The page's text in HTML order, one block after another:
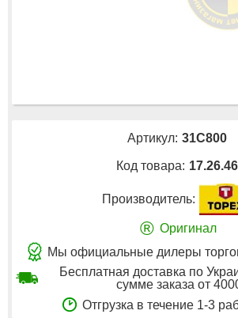
Артикул: 31C800
Код товара: 17.26.46
Производитель:
® Оригинал
Мы официальные дилеры
Бесплатная доставка по
сумме заказа от
Отгрузка в течение 1-3